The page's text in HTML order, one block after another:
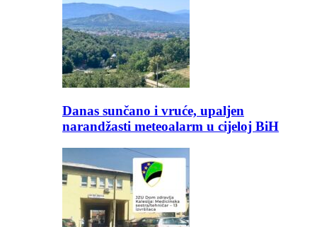
Danas sunčano i vruće, upaljen
narandžasti meteoalarm u cijeloj BiH